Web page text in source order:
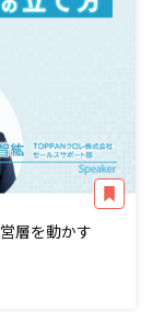
層を動かす